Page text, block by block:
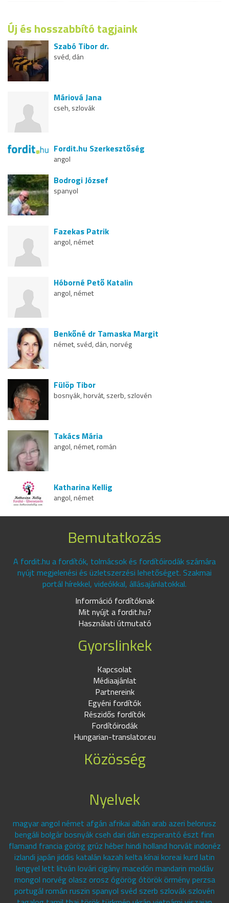
Új és hosszabbító tagjaink
Szabó Tibor dr.
svéd, dán
Máriová Jana
cseh, szlovák
Fordit.hu Szerkesztőség
angol
Bodrogi József
spanyol
Fazekas Patrik
angol, német
Hóborné Pető Katalin
angol, német
Benkőné dr Tamaska Margit
német, svéd, dán, norvég
Fülöp Tibor
bosnyák, horvát, szerb, szlovén
Takács Mária
angol, német, román
Katharina Kellig
angol, német
Bemutatkozás
A fordit.hu a fordítók, tolmácsok és fordítóirodák számára
nyújt megjelenési és üzletszerzési lehetőséget. Szakmai
portál hírekkel, videókkal, állásajánlatokkal.
Információ fordítóknak
Mit nyújt a fordit.hu?
Használati útmutató
Gyorslinkek
Kapcsolat
Médiaajánlat
Partnereink
Egyéni fordítók
Részidős fordítók
Fordítóirodák
Hungarian-translator.eu
Közösség
Nyelvek
magyar angol német afgán afrikai albán arab azeri belorusz
bengáli bolgár bosnyák cseh dari dán eszperantó észt finn
flamand francia görög grúz héber hindi holland horvát indonéz
izlandi japán jiddis katalán kazah kelta kínai koreai kurd latin
lengyel lett litván lovári cigány macedón mandarin moldáv
mongol norvég olasz orosz ógörög ótörök örmény perzsa
portugál román ruszin spanyol svéd szerb szlovák szlovén